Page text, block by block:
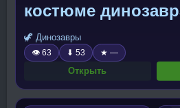
костюме
🦖 Динозавры
👁 63 ⬇ 53 ★ —
Открыть